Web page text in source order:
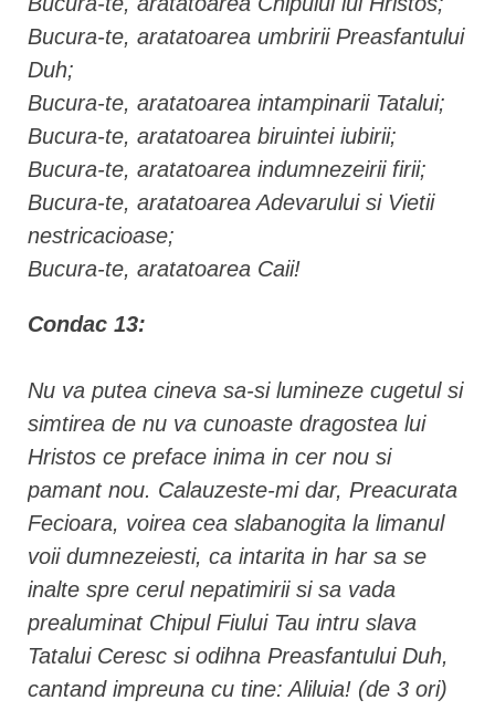
Bucura-te, aratatoarea umbririi Preasfantului
Duh;
Bucura-te, aratatoarea intampinarii Tatalui;
Bucura-te, aratatoarea biruintei iubirii;
Bucura-te, aratatoarea indumnezeirii firii;
Bucura-te, aratatoarea Adevarului si Vietii
nestricacioase;
Bucura-te, aratatoarea Caii!
Condac 13:
Nu va putea cineva sa-si lumineze cugetul si
simtirea de nu va cunoaste dragostea lui
Hristos ce preface inima in cer nou si
pamant nou. Calauzeste-mi dar, Preacurata
Fecioara, voirea cea slabanogita la limanul
voii dumnezeiesti, ca intarita in har sa se
inalte spre cerul nepatimirii si sa vada
prealuminat Chipul Fiului Tau intru slava
Tatalui Ceresc si odihna Preasfantului Duh,
cantand impreuna cu tine: Aliluia! (de 3 ori)